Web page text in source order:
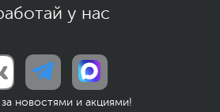
у нас
новостями и акциями!